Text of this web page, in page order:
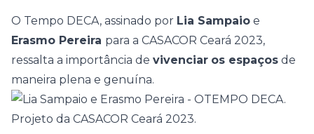
O Tempo DECA, assinado por Lia Sampaio e
Erasmo Pereira para a CASACOR Ceará 2023,
ressalta a importância de vivenciar os espaços de
maneira plena e genuína.